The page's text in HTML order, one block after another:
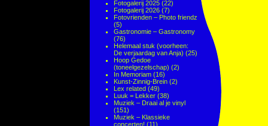
Fotogalerij 2025 (22)
Fotogalerij 2026 (7)
Fotovrienden – Photo friendz
(5)
Gastronomie – Gastronomy
(76)
Helemaal stuk (voorheen:
De verjaardag van Anja) (25)
Hoop Gedoe
(toneelgezelschap) (2)
In Memoriam (16)
Kunst-Zinnig-Brein (2)
Lex related (49)
Luuk = Lekker (38)
Muziek – Draai al je vinyl
(151)
Muziek – Klassieke
concerten! (11)